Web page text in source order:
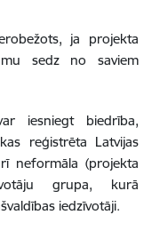
ja projekta
sedz no saviem
iesniegt biedrība,
reģistrēta Latvijas
neformāla (projekta
grupa, kurā
iedzīvotāji.